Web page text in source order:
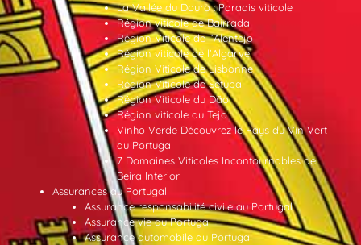
La Vallée du Douro : Paradis viticole
Région viticole de Bairrada
Région Viticole de l’Alentejo
Région viticole de l’Algarve
Région Viticole de Lisbonne
Région Viticole de Setúbal
Région Viticole du Dão
Région viticole du Tejo
Vinho Verde Découvrez le Pays du Vin Vert
au Portugal
7 Domaines Viticoles Incontournables de
Beira Interior
Assurances au Portugal
Assurance responsabilité civile au Portugal
Assurance vie au Portugal
Assurance automobile au Portugal